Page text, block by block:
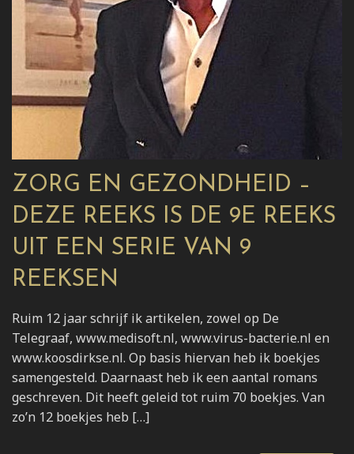
ZORG EN GEZONDHEID –
DEZE REEKS IS DE 9E REEKS
UIT EEN SERIE VAN 9
REEKSEN
Ruim 12 jaar schrijf ik artikelen, zowel op De
Telegraaf, www.medisoft.nl, www.virus-bacterie.nl en
www.koosdirkse.nl. Op basis hiervan heb ik boekjes
samengesteld. Daarnaast heb ik een aantal romans
geschreven. Dit heeft geleid tot ruim 70 boekjes. Van
zo’n 12 boekjes heb […]